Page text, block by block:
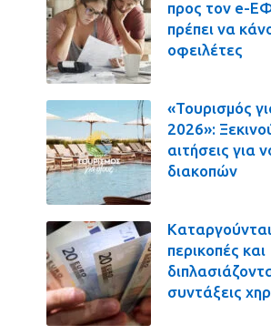
προς τον e-
πρέπει να
οφειλέτες
«Τουρισμός
2026»:
αιτήσεις για
διακοπών
Καταργούνται
περικοπές και
συντάξεις